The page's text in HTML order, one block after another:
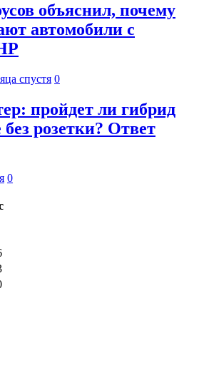
объяснил, почему
автомобили с
спустя 0
пройдет ли гибрид
без розетки? Ответ
0